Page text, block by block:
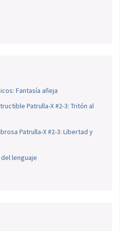
Fantasía añeja
Patrulla-X #2-3: Tritón al
Patrulla-X #2-3: Libertad y
lenguaje